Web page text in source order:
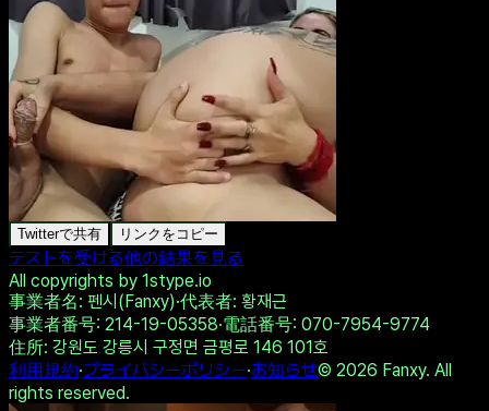
Age 23~26歳
Unknown
あなたの傾向はまだ明確に表れていません。傾向は経験や自己
探求を通じて徐々に発見されるものですので、より詳しく自分
自身を知るために詳細テストの受験をお勧めします。
Twitterで共有 リンクをコピー